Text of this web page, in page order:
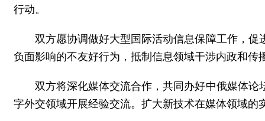
行动。
双方愿协调做好大型国际活动信息保障工作，
负面影响的不友好行为，抵制信息领域干涉内政和
双方将深化媒体交流合作，共同办好中俄媒体
字外交领域开展经验交流。扩大新技术在媒体领域